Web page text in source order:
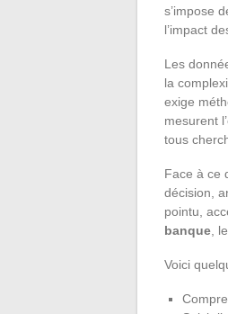
s’impose
l’impact
Les
la
exige
mesurent
tous
Face à ce
décision,
pointu,
banque ,
Voici